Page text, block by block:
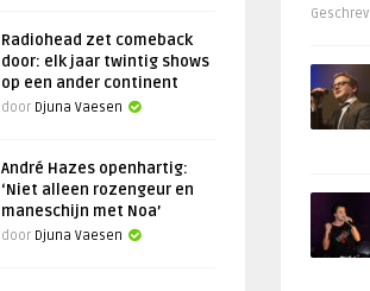
Radiohead zet comeback
door: elk jaar twintig shows
op een ander continent
door Djuna Vaesen
André Hazes openhartig:
‘Niet alleen rozengeur en
maneschijn met Noa’
door Djuna Vaesen